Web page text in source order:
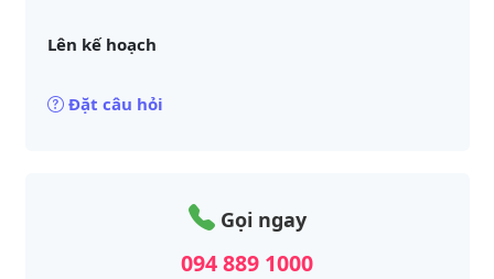
Lên kế hoạch
Đặt câu hỏi
Gọi ngay
094 889 1000